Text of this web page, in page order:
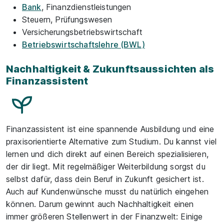
Bank, Finanzdienstleistungen
Steuern, Prüfungswesen
Versicherungsbetriebswirtschaft
Betriebswirtschaftslehre (BWL)
Nachhaltigkeit & Zukunftsaussichten als
Finanzassistent
Finanzassistent ist eine spannende Ausbildung und eine
praxisorientierte Alternative zum Studium. Du kannst viel
lernen und dich direkt auf einen Bereich spezialisieren,
der dir liegt. Mit regelmäßiger Weiterbildung sorgst du
selbst dafür, dass dein Beruf in Zukunft gesichert ist.
Auch auf Kundenwünsche musst du natürlich eingehen
können. Darum gewinnt auch Nachhaltigkeit einen
immer größeren Stellenwert in der Finanzwelt: Einige